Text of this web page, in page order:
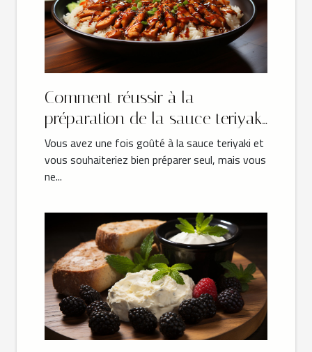
Comment réussir à la
préparation de la sauce teriyaki
?
Vous avez une fois goûté à la sauce teriyaki et
vous souhaiteriez bien préparer seul, mais vous
ne...